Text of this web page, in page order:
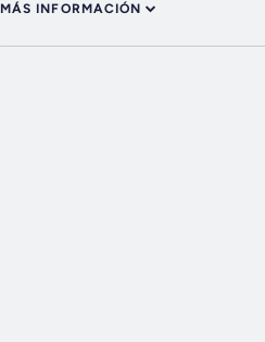
MÁS INFORMACIÓN